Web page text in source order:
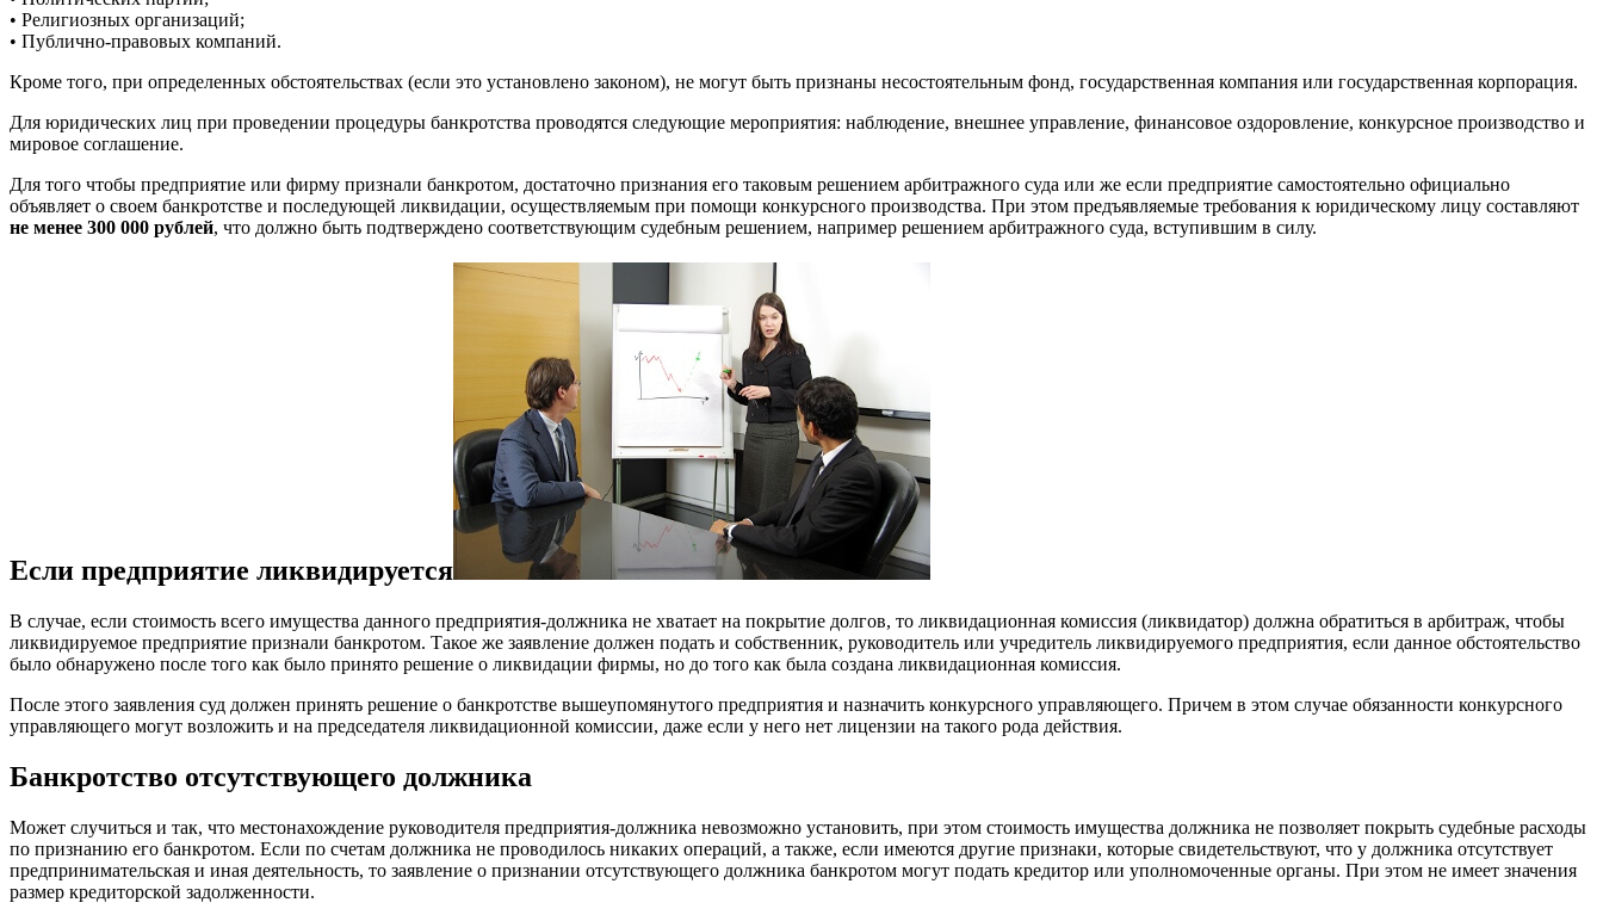
• Религиозных организаций;
• Публично-правовых компаний.
Кроме того, при определенных обстоятельствах (если это установлено законом), не могут быть признаны несостоятельным фонд, государственная компания или государственная корпорация.
Для юридических лиц при проведении процедуры банкротства проводятся следующие мероприятия: наблюдение, внешнее управление, финансовое оздоровление, конкурсное производство и
мировое соглашение.
Для того чтобы предприятие или фирму признали банкротом, достаточно признания его таковым решением арбитражного суда или же если предприятие самостоятельно официально
объявляет о своем банкротстве и последующей ликвидации, осуществляемым при помощи конкурсного производства. При этом предъявляемые требования к юридическому лицу составляют
не менее 300 000 рублей, что должно быть подтверждено соответствующим судебным решением, например решением арбитражного суда, вступившим в силу.
Если предприятие ликвидируется
В случае, если стоимость всего имущества данного предприятия-должника не хватает на покрытие долгов, то ликвидационная комиссия (ликвидатор) должна обратиться в арбитраж, чтобы
ликвидируемое предприятие признали банкротом. Такое же заявление должен подать и собственник, руководитель или учредитель ликвидируемого предприятия, если данное обстоятельство
было обнаружено после того как было принято решение о ликвидации фирмы, но до того как была создана ликвидационная комиссия.
После этого заявления суд должен принять решение о банкротстве вышеупомянутого предприятия и назначить конкурсного управляющего. Причем в этом случае обязанности конкурсного
управляющего могут возложить и на председателя ликвидационной комиссии, даже если у него нет лицензии на такого рода действия.
Банкротство отсутствующего должника
Может случиться и так, что местонахождение руководителя предприятия-должника невозможно установить, при этом стоимость имущества должника не позволяет покрыть судебные расходы
по признанию его банкротом. Если по счетам должника не проводилось никаких операций, а также, если имеются другие признаки, которые свидетельствуют, что у должника отсутствует
предпринимательская и иная деятельность, то заявление о признании отсутствующего должника банкротом могут подать кредитор или уполномоченные органы. При этом не имеет значения
размер кредиторской задолженности.